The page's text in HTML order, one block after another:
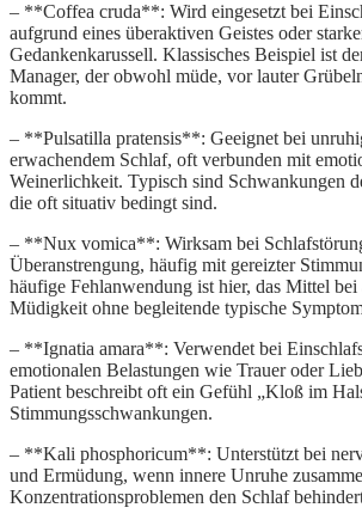
– **Coffea cruda**: Wird eingesetzt bei
aufgrund eines überaktiven Geistes oder
Gedankenkarussell. Klassisches Beispiel ist
Manager, der obwohl müde, vor lauter
kommt.
– **Pulsatilla pratensis**: Geeignet bei
erwachendem Schlaf, oft verbunden mit
Weinerlichkeit. Typisch sind Schwankungen
die oft situativ bedingt sind.
– **Nux vomica**: Wirksam bei
Überanstrengung, häufig mit gereizter
häufige Fehlanwendung ist hier, das Mittel bei
Müdigkeit ohne begleitende typische
– **Ignatia amara**: Verwendet bei
emotionalen Belastungen wie Trauer oder
Patient beschreibt oft ein Gefühl „Kloß im
Stimmungsschwankungen.
– **Kali phosphoricum**: Unterstützt bei
und Ermüdung, wenn innere Unruhe
Konzentrationsproblemen den Schlaf